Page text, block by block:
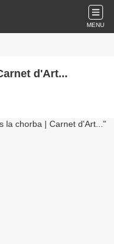
MENU
d'Art...